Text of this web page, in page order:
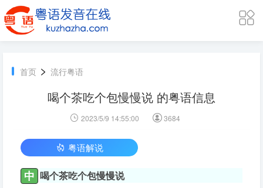
首页 > 流行粤语
喝个茶吃个包慢慢说 的粤语信息
2023/5/9 14:55:00 3684
粤语解说
中 喝个茶吃个包慢慢说